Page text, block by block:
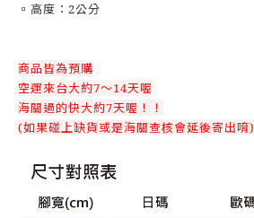
▫️高度：2公分
商品皆為預購
空運來台大約7～14天喔
海關過的快大約7天喔！！
(如果碰上缺貨或是海關查核會延後寄出唷)